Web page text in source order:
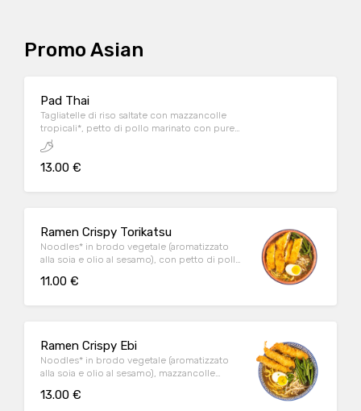
Promo Asian
Pad Thai
Tagliatelle di riso saltate con mazzancolle
tropicali*, petto di pollo marinato con purea
di lemongrass, uova, zucchine, carote,
peperone rosso piccante, cappuccio
bianco, germogli di fagioli azuki, salsa
peperoncino frantumato, erba cipollina e
13.00 €
Ramen Crispy Torikatsu
Noodles* in brodo vegetale (aromatizzato
alla soia e olio al sesamo), con petto di pollo
germogli di fagioli azuki, fiocchi di cipolla
11.00 €
Ramen Crispy Ebi
Noodles* in brodo vegetale (aromatizzato
alla soia e olio al sesamo), mazzancolle
germogli di fagioli azuki, fiocchi di cipolla
13.00 €